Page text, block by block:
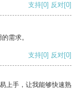
支持[0] 反对[0]
需求。
支持[0] 反对[0]
上手，让我能够快速熟